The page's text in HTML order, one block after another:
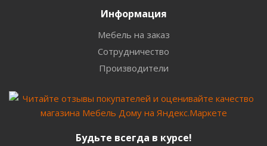
Информация
Мебель на заказ
Сотрудничество
Производители
Будьте всегда в курсе!